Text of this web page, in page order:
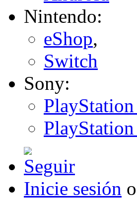
Nintendo:
eShop,
Switch
Sony:
Inicie sesión o